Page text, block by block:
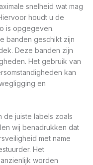
snelheid wat mag
houdt u de
is opgegeven.
banden geschikt zijn
Deze banden zijn
Het gebruik van
kan
en
juiste labels zoals
wij benadrukken dat
met name
Het
worden